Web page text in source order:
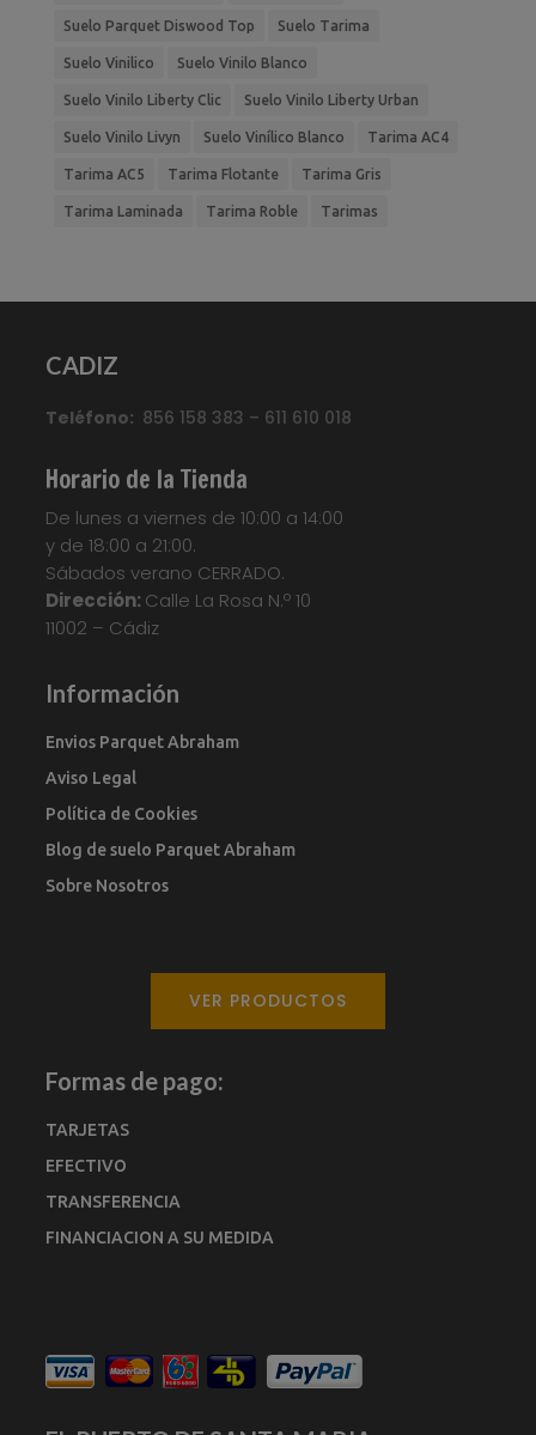
Suelo Parquet Diswood Top Suelo Tarima
Suelo Vinilico Suelo Vinilo Blanco
Suelo Vinilo Liberty Clic Suelo Vinilo Liberty Urban
Suelo Vinilo Livyn Suelo Vinílico Blanco Tarima AC4
Tarima AC5 Tarima Flotante Tarima Gris
Tarima Laminada Tarima Roble Tarimas
CADIZ
Teléfono: 856 158 383 – 611 610 018
Horario de la Tienda
De lunes a viernes de 10:00 a 14:00
y de 18:00 a 21:00.
Sábados verano CERRADO.
Dirección:Calle La Rosa N.º 10
11002 – Cádiz
Información
Envios Parquet Abraham
Aviso Legal
Política de Cookies
Blog de suelo Parquet Abraham
Sobre Nosotros
VER PRODUCTOS
Formas de pago:
TARJETAS
EFECTIVO
TRANSFERENCIA
FINANCIACION A SU MEDIDA